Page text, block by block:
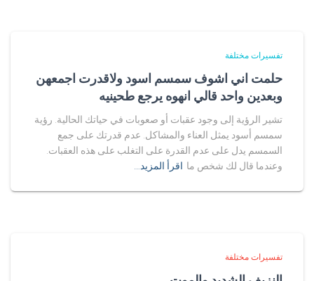
تفسيرات مختلفة
حلمت اني اشوف سمسم اسود ولاقدرت اجمعهن
وبعدين واحد قالي انهوه يرجع طحينيه
تشير الرؤية إلى وجود عقبات أو صعوبات في حياتك الحالية. رؤية
سمسم أسود يمثل العناء والمشاكل. عدم قدرتك على جمع
السمسم يدل على عدم القدرة على التغلب على هذه العقبات.
وعندما قال لك شخص ما اقرأ المزيد…
تفسيرات مختلفة